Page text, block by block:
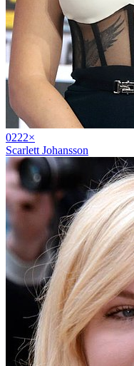
0222×
Scarlett Johansson